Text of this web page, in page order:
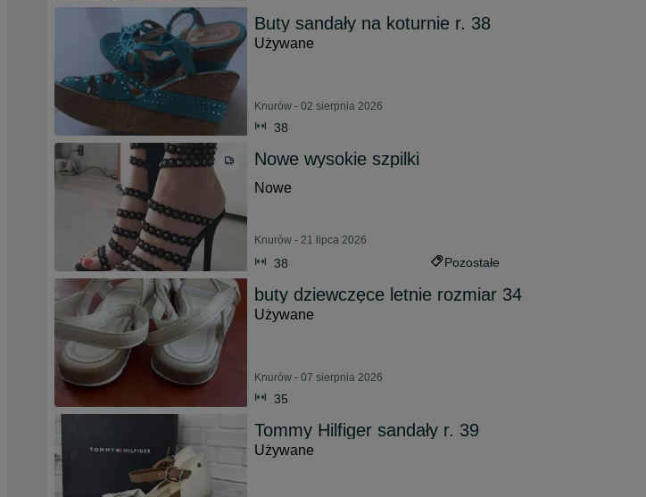
Buty sandały na koturnie r. 38
Używane
Knurów - 02 sierpnia 2026
38
Nowe wysokie szpilki
Nowe
Knurów - 21 lipca 2026
38 Pozostałe
buty dziewczęce letnie rozmiar 34
Używane
Knurów - 07 sierpnia 2026
35
Tommy Hilfiger sandały r. 39
Używane